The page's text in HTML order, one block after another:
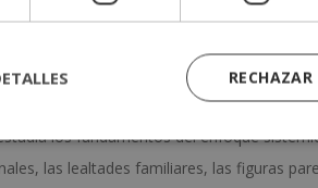
mirada sistémica.
que permiten un aprendizaje
los fundamentos del enfoque
las lealtades familiares, las figuras